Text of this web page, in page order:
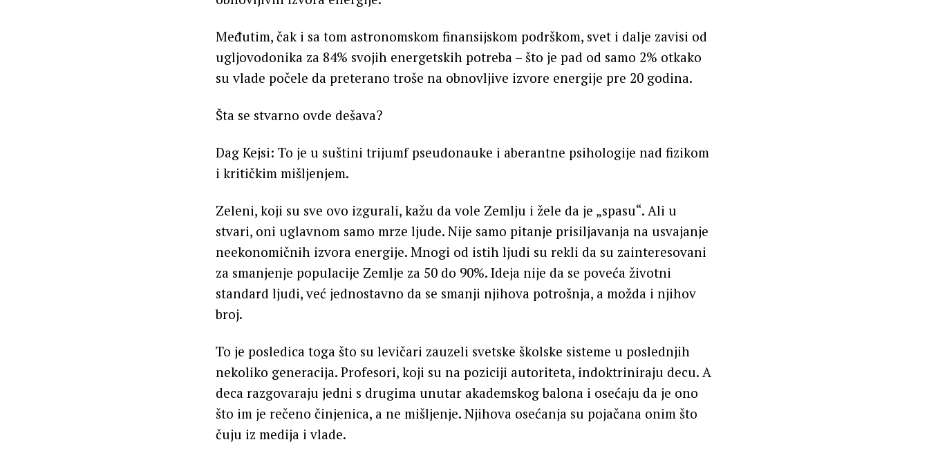
Međutim, čak i sa tom astronomskom finansijskom podrškom, svet i dalje zavisi od
ugljovodonika za 84% svojih energetskih potreba – što je pad od samo 2% otkako
su vlade počele da preterano troše na obnovljive izvore energije pre 20 godina.
Šta se stvarno ovde dešava?
Dag Kejsi: To je u suštini trijumf pseudonauke i aberantne psihologije nad fizikom
i kritičkim mišljenjem.
Zeleni, koji su sve ovo izgurali, kažu da vole Zemlju i žele da je „spasu“. Ali u
stvari, oni uglavnom samo mrze ljude. Nije samo pitanje prisiljavanja na usvajanje
neekonomičnih izvora energije. Mnogi od istih ljudi su rekli da su zainteresovani
za smanjenje populacije Zemlje za 50 do 90%. Ideja nije da se poveća životni
standard ljudi, već jednostavno da se smanji njihova potrošnja, a možda i njihov
broj.
To je posledica toga što su levičari zauzeli svetske školske sisteme u poslednjih
nekoliko generacija. Profesori, koji su na poziciji autoriteta, indoktriniraju decu. A
deca razgovaraju jedni s drugima unutar akademskog balona i osećaju da je ono
što im je rečeno činjenica, a ne mišljenje. Njihova osećanja su pojačana onim što
čuju iz medija i vlade.